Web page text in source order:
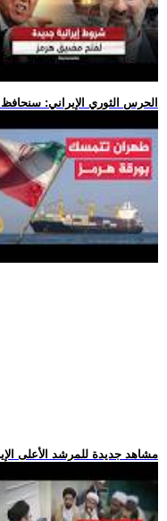
.. الحرس الثوري الإيراني:
.. مشاهد جديدة للمرشد الأعلى